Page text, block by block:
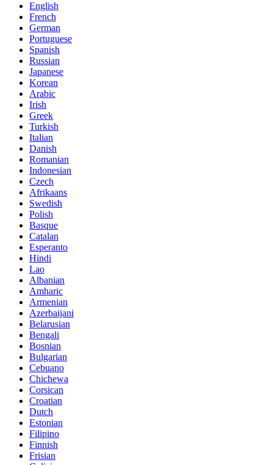
English
French
German
Portuguese
Spanish
Russian
Japanese
Korean
Arabic
Irish
Greek
Turkish
Italian
Danish
Romanian
Indonesian
Czech
Afrikaans
Swedish
Polish
Basque
Catalan
Esperanto
Hindi
Lao
Albanian
Amharic
Armenian
Azerbaijani
Belarusian
Bengali
Bosnian
Bulgarian
Cebuano
Chichewa
Corsican
Croatian
Dutch
Estonian
Filipino
Finnish
Frisian